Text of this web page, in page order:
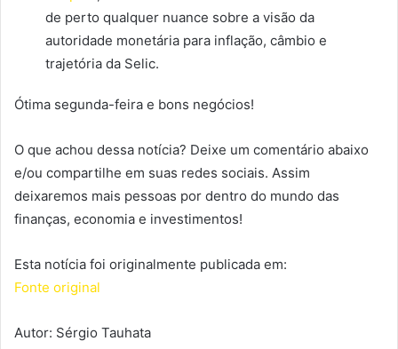
de perto qualquer nuance sobre a visão da
autoridade monetária para inflação, câmbio e
trajetória da Selic.
Ótima segunda-feira e bons negócios!
O que achou dessa notícia? Deixe um comentário abaixo
e/ou compartilhe em suas redes sociais. Assim
deixaremos mais pessoas por dentro do mundo das
finanças, economia e investimentos!
Esta notícia foi originalmente publicada em:
Fonte original
Autor: Sérgio Tauhata